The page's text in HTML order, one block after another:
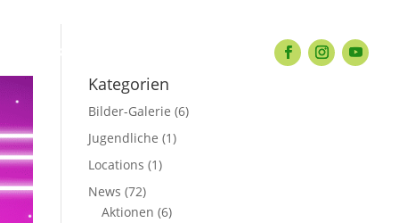
KONTAKT
Kategorien
Bilder-Galerie (6)
Jugendliche (1)
Locations (1)
News (72)
Aktionen (6)